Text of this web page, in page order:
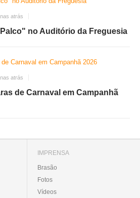
atrás
no Auditório da Freguesia
atrás
de Carnaval em Campanhã
IMPRENSA
Brasão
Fotos
Vídeos